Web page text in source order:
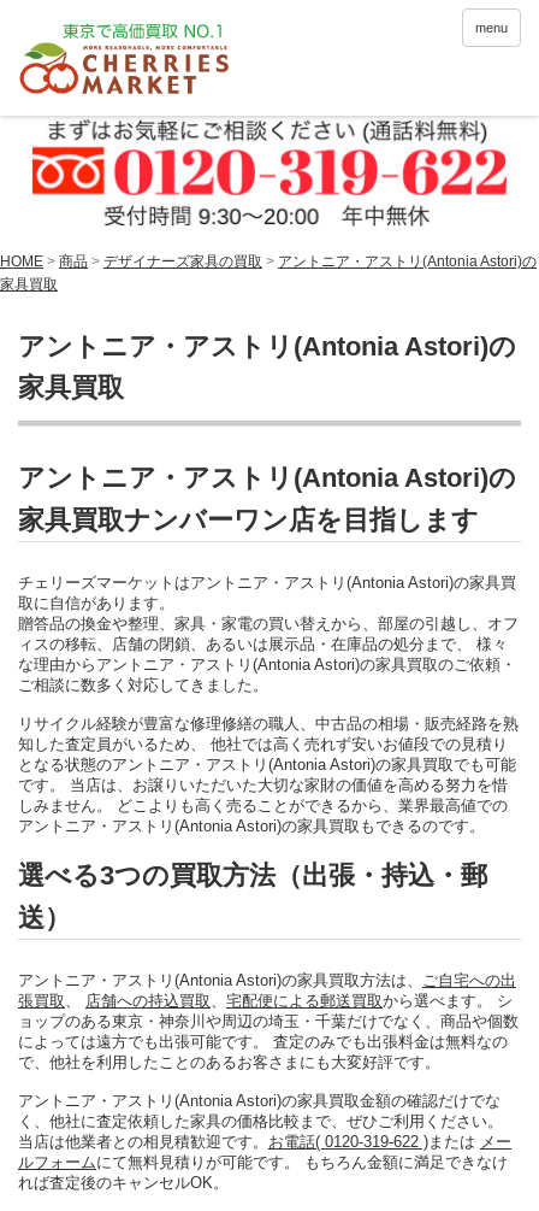
menu
HOME > 商品 > デザイナーズ家具の買取 > アントニア・アストリ(Antonia Astori)の
家具買取
アントニア・アストリ(Antonia Astori)の
家具買取
アントニア・アストリ(Antonia Astori)の
家具買取ナンバーワン店を目指します
チェリーズマーケットはアントニア・アストリ(Antonia Astori)の家具買
取に自信があります。
贈答品の換金や整理、家具・家電の買い替えから、部屋の引越し、オフ
ィスの移転、店舗の閉鎖、あるいは展示品・在庫品の処分まで、 様々
な理由からアントニア・アストリ(Antonia Astori)の家具買取のご依頼・
ご相談に数多く対応してきました。
リサイクル経験が豊富な修理修繕の職人、中古品の相場・販売経路を熟
知した査定員がいるため、 他社では高く売れず安いお値段での見積り
となる状態のアントニア・アストリ(Antonia Astori)の家具買取でも可能
です。 当店は、お譲りいただいた大切な家財の価値を高める努力を惜
しみません。 どこよりも高く売ることができるから、業界最高値での
アントニア・アストリ(Antonia Astori)の家具買取もできるのです。
選べる3つの買取方法（出張・持込・郵
送）
アントニア・アストリ(Antonia Astori)の家具買取方法は、
ご自宅への出
張買取
店舗への持込買取 宅配便による郵送買取から選べます。 シ
ョップのある東京・神奈川や周辺の埼玉・千葉だけでなく、商品や個数
によっては遠方でも出張可能です。 査定のみでも出張料金は無料なの
で、他社を利用したことのあるお客さまにも大変好評です。
アントニア・アストリ(Antonia Astori)の家具買取金額の確認だけでな
く、他社に査定依頼した家具の価格比較まで、ぜひご利用ください。
当店は他業者との相見積歓迎です。 お電話( 0120-319-622 ) または メー
ルフォームにて無料見積りが可能です。 もちろん金額に満足できなけ
れば査定後のキャンセルOK。